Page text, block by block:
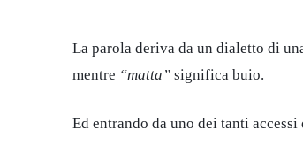
La parola deriva da un dialetto di
mentre “matta” significa buio.
Ed entrando da uno dei tanti